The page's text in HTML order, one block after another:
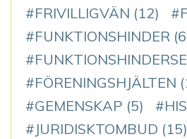
FRIVILLIGVÄN (12)
FUNKTIONSHINDER
FÖRENINGSHJÄLTEN
GEMENSKAP (5)
JURIDISKTOMBUD (15)